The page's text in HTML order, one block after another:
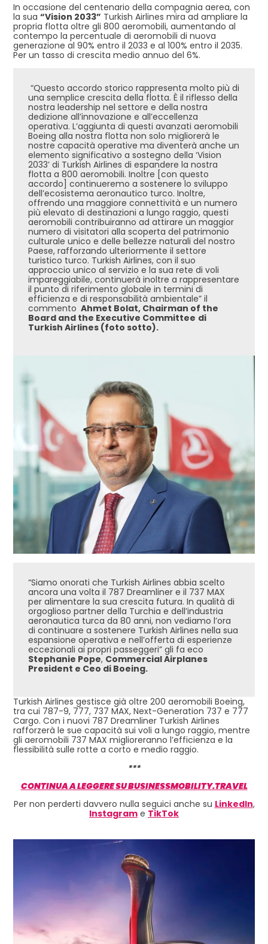
In occasione del centenario della compagnia aerea, con
la sua “Vision 2033” Turkish Airlines mira ad ampliare la
propria flotta oltre gli 800 aeromobili, aumentando al
contempo la percentuale di aeromobili di nuova
generazione al 90% entro il 2033 e al 100% entro il 2035.
Per un tasso di crescita medio annuo del 6%.
“Questo accordo storico rappresenta molto più di
una semplice crescita della flotta. È il riflesso della
nostra leadership nel settore e della nostra
dedizione all’innovazione e all’eccellenza
operativa. L’aggiunta di questi avanzati aeromobili
Boeing alla nostra flotta non solo migliorerà le
nostre capacità operative ma diventerà anche un
elemento significativo a sostegno della ‘Vision
2033’ di Turkish Airlines di espandere la nostra
flotta a 800 aeromobili. Inoltre [con questo
accordo] continueremo a sostenere lo sviluppo
dell’ecosistema aeronautico turco. Inoltre,
offrendo una maggiore connettività e un numero
più elevato di destinazioni a lungo raggio, questi
aeromobili contribuiranno ad attirare un maggior
numero di visitatori alla scoperta del patrimonio
culturale unico e delle bellezze naturali del nostro
Paese, rafforzando ulteriormente il settore
turistico turco. Turkish Airlines, con il suo
approccio unico al servizio e la sua rete di voli
impareggiabile, continuerà inoltre a rappresentare
il punto di riferimento globale in termini di
efficienza e di responsabilità ambientale” il
commento Ahmet Bolat, Chairman of the
Board and the Executive Committee di
Turkish Airlines (foto sotto).
“Siamo onorati che Turkish Airlines abbia scelto
ancora una volta il 787 Dreamliner e il 737 MAX
per alimentare la sua crescita futura. In qualità di
orgoglioso partner della Turchia e dell’industria
aeronautica turca da 80 anni, non vediamo l’ora
di continuare a sostenere Turkish Airlines nella sua
espansione operativa e nell’offerta di esperienze
eccezionali ai propri passeggeri” gli fa eco
Stephanie Pope, Commercial Airplanes
President e Ceo di Boeing.
Turkish Airlines gestisce già oltre 200 aeromobili Boeing,
tra cui 787-9, 777, 737 MAX, Next-Generation 737 e 777
Cargo. Con i nuovi 787 Dreamliner Turkish Airlines
rafforzerà le sue capacità sui voli a lungo raggio, mentre
gli aeromobili 737 MAX miglioreranno l’efficienza e la
flessibilità sulle rotte a corto e medio raggio.
***
CONTINUA A LEGGERE SU BUSINESSMOBILITY.TRAVEL
Per non perderti davvero nulla seguici anche su LinkedIn,
Instagram e TikTok